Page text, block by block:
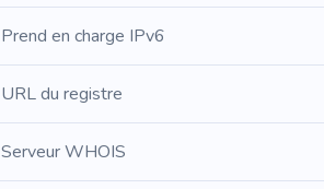
Prend en charge IPv6
URL du registre
Serveur WHOIS